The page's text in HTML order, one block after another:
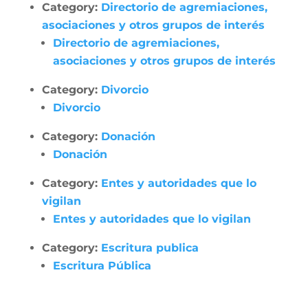
Category: Directorio de agremiaciones,
asociaciones y otros grupos de interés
Directorio de agremiaciones,
asociaciones y otros grupos de interés
Category: Divorcio
Divorcio
Category: Donación
Donación
Category: Entes y autoridades que lo
vigilan
Entes y autoridades que lo vigilan
Category: Escritura publica
Escritura Pública